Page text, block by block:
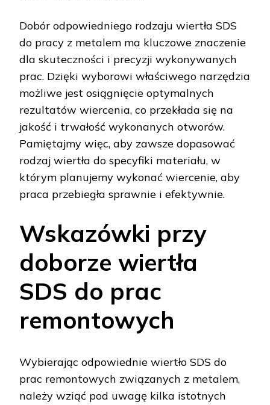
Dobór odpowiedniego rodzaju wiertła SDS
do pracy z metalem ma kluczowe znaczenie
dla skuteczności i precyzji wykonywanych
prac. Dzięki wyborowi właściwego narzędzia
możliwe jest osiągnięcie optymalnych
rezultatów wiercenia, co przekłada się na
jakość i trwałość wykonanych otworów.
Pamiętajmy więc, aby zawsze dopasować
rodzaj wiertła do specyfiki materiału, w
którym planujemy wykonać wiercenie, aby
praca przebiegła sprawnie i efektywnie.
Wskazówki przy
doborze wiertła
SDS do prac
remontowych
Wybierając odpowiednie wiertło SDS do
prac remontowych związanych z metalem,
należy wziąć pod uwagę kilka istotnych